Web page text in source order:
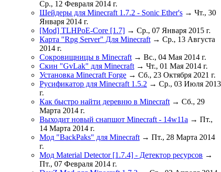
Ср., 12 Февраля 2014 г.
Шейдеры для Minecraft 1.7.2 - Sonic Ether's → Чт., 30
Января 2014 г.
[Mod] TLHPoE-Core [1.7] → Ср., 07 Января 2015 г.
Карта "Rpg Server" Для Minecraft → Ср., 13 Августа
2014 г.
Сокровищницы в Minecraft → Вс., 04 Мая 2014 г.
Скин "GvLak" для Minecraft → Чт., 01 Мая 2014 г.
Установка Minecraft Forge → Сб., 23 Октября 2021 г.
Русификатор для Minecraft 1.5.2 → Ср., 03 Июля 2013
г.
Как быстро найти деревню в Minecraft → Сб., 29
Марта 2014 г.
Выходит новый снапшот Minecraft - 14w11a → Пт.,
14 Марта 2014 г.
Мод "BackPaks" для Minecraft → Пт., 28 Марта 2014
г.
Мод Material Detector [1.7.4] - Детектор ресурсов →
Пт., 07 Февраля 2014 г.